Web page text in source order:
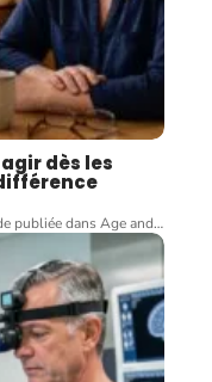
dès les
publiée dans Age and…